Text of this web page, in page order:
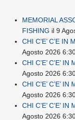
MEMORIAL
FISHING il 9
CHI C’E’ C’E IN
Agosto 2026
CHI C’E’ C’E’
Agosto 2026
CHI C’E’ C’E’
Agosto 2026
CHI C’E’ C’E’
Agosto 2026